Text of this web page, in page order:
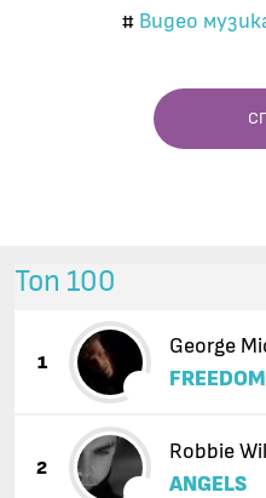
# Видео
Топ 100
1
George
2
Robbie
ANGELS